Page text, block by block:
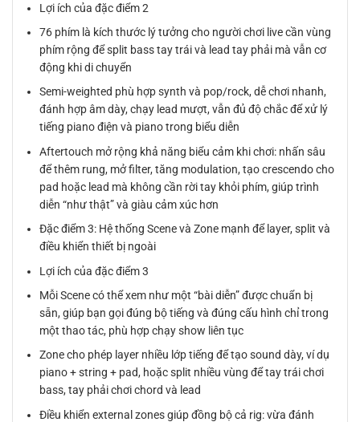
Lợi ích của đặc điểm 2
76 phím là kích thước lý tưởng cho người chơi live cần vùng
phím rộng để split bass tay trái và lead tay phải mà vẫn cơ
động khi di chuyển
Semi-weighted phù hợp synth và pop/rock, dễ chơi nhanh,
đánh hợp âm dày, chạy lead mượt, vẫn đủ độ chắc để xử lý
tiếng piano điện và piano trong biểu diễn
Aftertouch mở rộng khả năng biểu cảm khi chơi: nhấn sâu
để thêm rung, mở filter, tăng modulation, tạo crescendo cho
pad hoặc lead mà không cần rời tay khỏi phím, giúp trình
diễn “như thật” và giàu cảm xúc hơn
Đặc điểm 3: Hệ thống Scene và Zone mạnh để layer, split và
điều khiển thiết bị ngoài
Lợi ích của đặc điểm 3
Mỗi Scene có thể xem như một “bài diễn” được chuẩn bị
sẵn, giúp bạn gọi đúng bộ tiếng và đúng cấu hình chỉ trong
một thao tác, phù hợp chạy show liên tục
Zone cho phép layer nhiều lớp tiếng để tạo sound dày, ví dụ
piano + string + pad, hoặc split nhiều vùng để tay trái chơi
bass, tay phải chơi chord và lead
Điều khiển external zones giúp đồng bộ cả rig: vừa đánh